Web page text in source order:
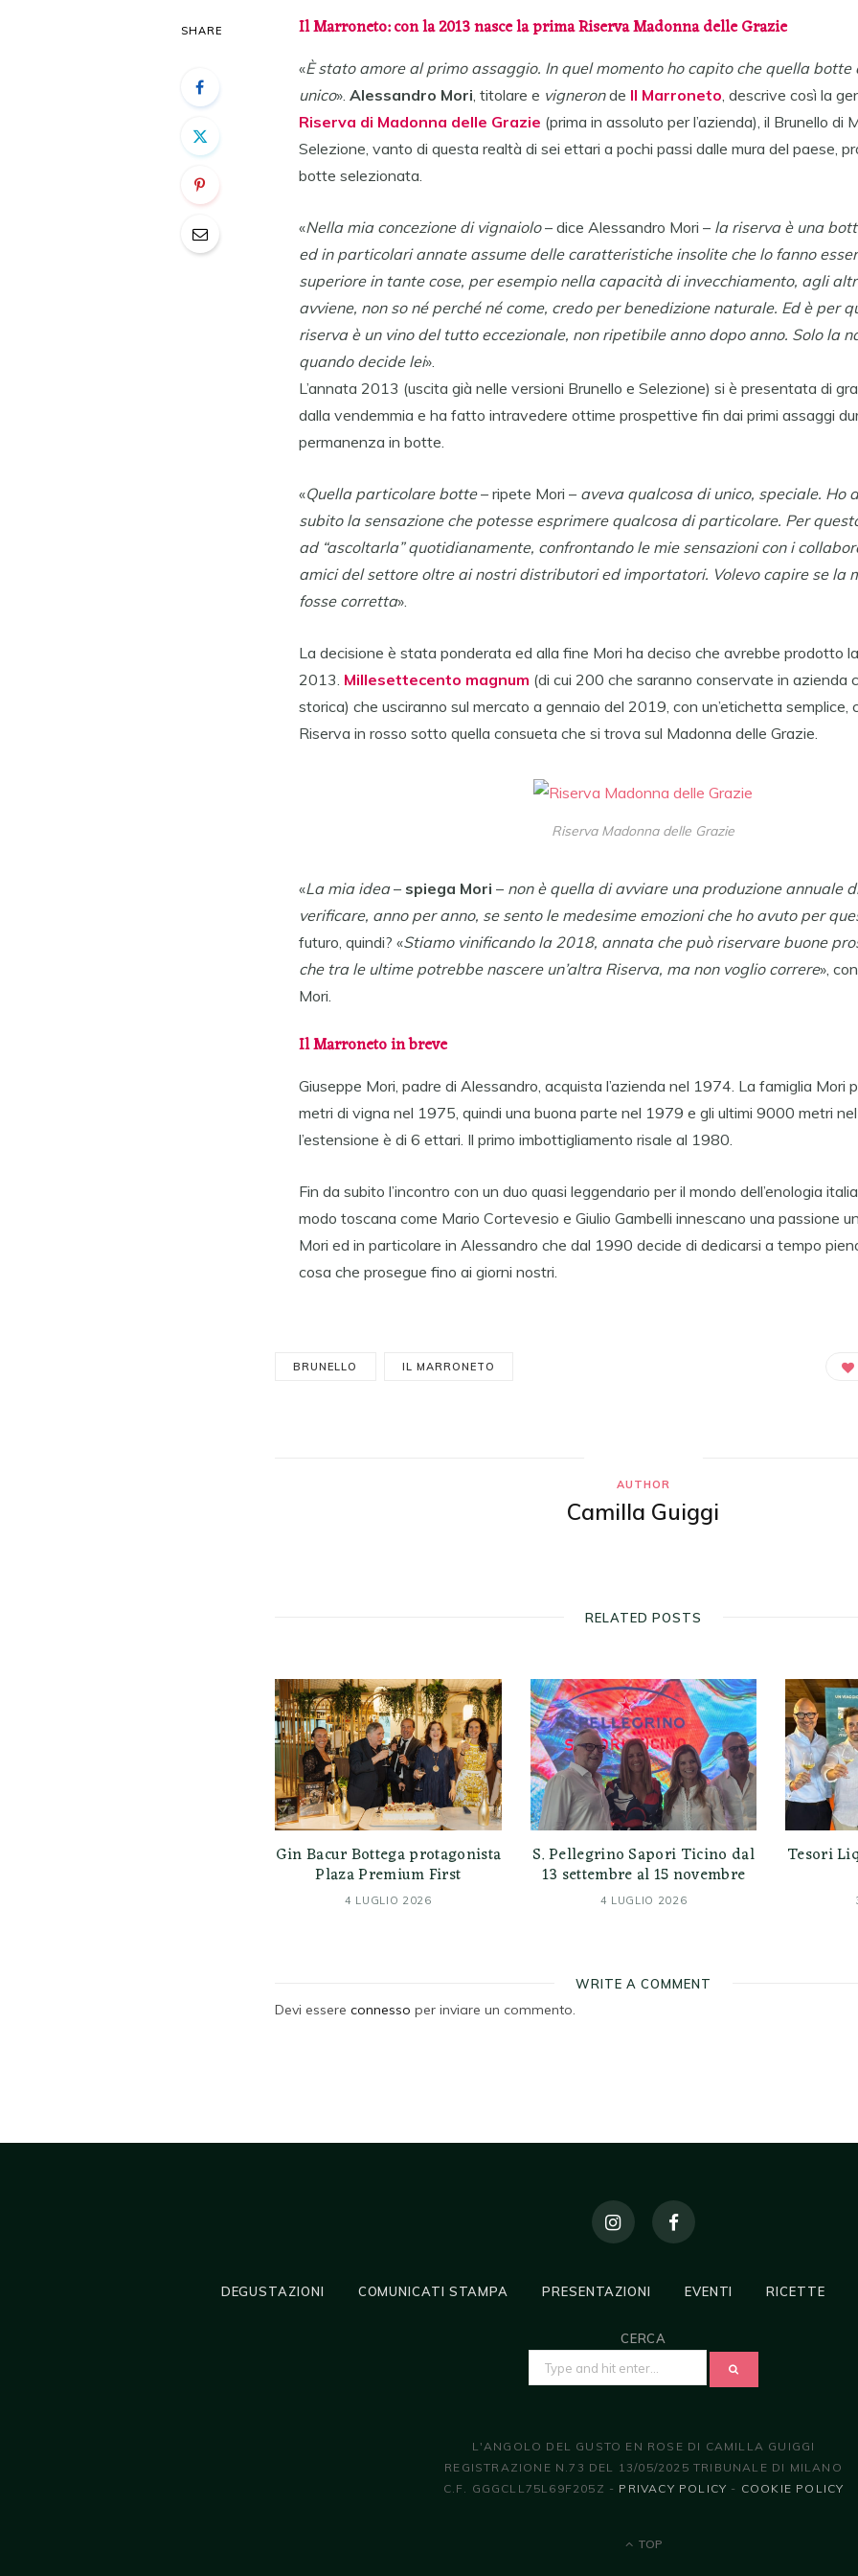
SHARE Il Marroneto: con la 2013 nasce la prima Riserva Madonna delle Grazie
«È stato amore al primo assaggio. In quel momento ho capito che quella botte
unico». Alessandro Mori, titolare e vigneronde Il Marroneto, descrive così la
Riserva di Madonna delle Grazie (prima in assoluto per l’azienda), il Brunello di
Selezione, vanto di questa realtà di sei ettari a pochi passi dalle mura del paese,
botte selezionata.
«Nella mia concezione di vignaiolo– dice Alessandro Mori – la riserva è una
ed in particolari annate assume delle caratteristiche insolite che lo fanno
superiore in tante cose, per esempio nella capacità di invecchiamento, agli
avviene, non so né perché né come, credo per benedizione naturale. Ed è per
riserva è un vino del tutto eccezionale, non ripetibile anno dopo anno. Solo la
quando decide lei».
L’annata 2013 (uscita già nelle versioni Brunello e Selezione) si è presentata di
dalla vendemmia e ha fatto intravedere ottime prospettive fin dai primi assaggi
permanenza in botte.
«Quella particolare botte– ripete Mori – aveva qualcosa di unico, speciale. Ho
subito la sensazione che potesse esprimere qualcosa di particolare. Per
ad “ascoltarla” quotidianamente, confrontando le mie sensazioni con i
amici del settore oltre ai nostri distributori ed importatori. Volevo capire se la
fosse corretta».
La decisione è stata ponderata ed alla fine Mori ha deciso che avrebbe prodotto
2013. Millesettecento magnum (di cui 200 che saranno conservate in azienda
storica) che usciranno sul mercato a gennaio del 2019, con un’etichetta semplice,
Riserva in rosso sotto quella consueta che si trova sul Madonna delle Grazie.
Riserva Madonna delle Grazie
«La mia idea– spiega Mori – non è quella di avviare una produzione annuale
verificare, anno per anno, se sento le medesime emozioni che ho avuto per
futuro, quindi? «Stiamo vinificando la 2018, annata che può riservare buone
che tra le ultime potrebbe nascere un’altra Riserva, ma non voglio correre»,
Mori.
Il Marroneto in breve
Giuseppe Mori, padre di Alessandro, acquista l’azienda nel 1974. La famiglia Mori
metri di vigna nel 1975, quindi una buona parte nel 1979 e gli ultimi 9000 metri
l’estensione è di 6 ettari. Il primo imbottigliamento risale al 1980.
Fin da subito l’incontro con un duo quasi leggendario per il mondo dell’enologia
modo toscana come Mario Cortevesio e Giulio Gambelli innescano una passione
Mori ed in particolare in Alessandro che dal 1990 decide di dedicarsi a tempo
cosa che prosegue fino ai giorni nostri.
BRUNELLO IL MARRONETO
AUTHOR
Camilla Guiggi
RELATED POSTS
Gin Bacur Bottega protagonista
Plaza Premium First
4 LUGLIO 2026
S. Pellegrino Sapori Ticino dal
13 settembre al 15 novembre
4 LUGLIO 2026
Tesori
WRITE A COMMENT
Devi essereconnesso per inviare un commento.
DEGUSTAZIONI COMUNICATI STAMPA PRESENTAZIONI EVENTI RICETTE
CERCA
SEARCH
FOR:
L'ANGOLO DEL GUSTO EN ROSE DI CAMILLA GUIGGI
REGISTRAZIONE N.73 DEL 13/05/2025 TRIBUNALE DI MILANO
C.F. GGGCLL75L69F205Z - PRIVACY POLICY - COOKIE POLICY
TOP